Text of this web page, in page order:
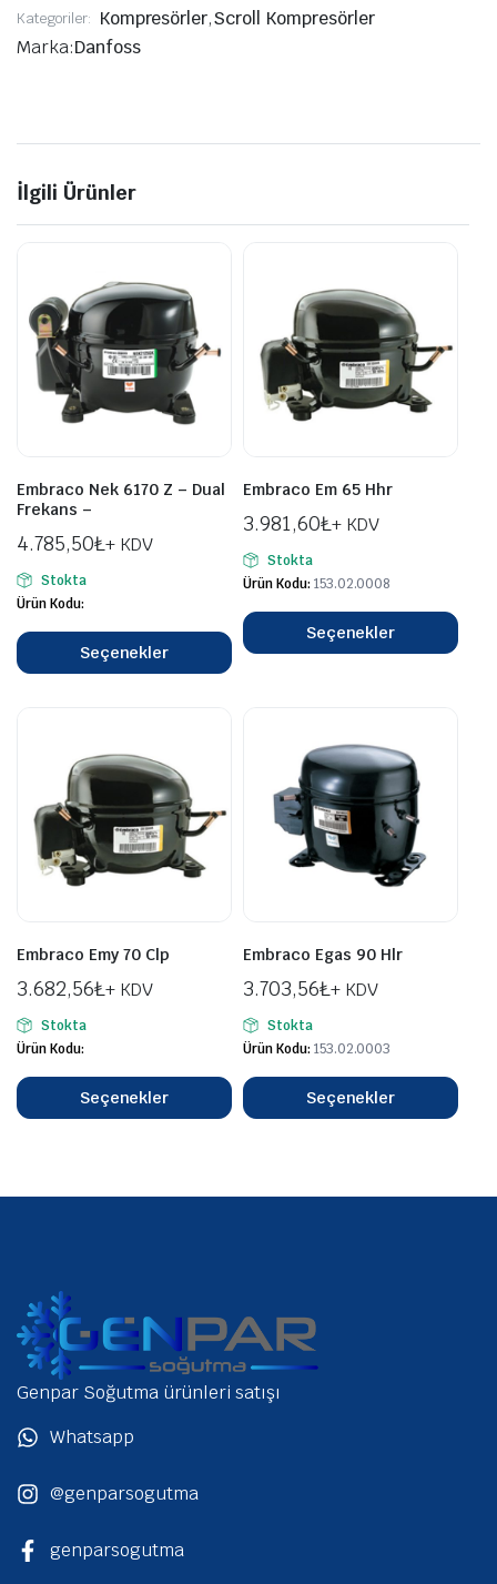
Kategoriler: Kompresörler,Scroll Kompresörler
Marka:Danfoss
İlgili Ürünler
Embraco Nek 6170 Z – Dual
Frekans –
4.785,50₺+ KDV
Stokta
Ürün Kodu:
Seçenekler
Embraco Em 65 Hhr
3.981,60₺+ KDV
Stokta
Ürün Kodu: 153.02.0008
Seçenekler
Embraco Emy 70 Clp
3.682,56₺+ KDV
Stokta
Ürün Kodu:
Seçenekler
Embraco Egas 90 Hlr
3.703,56₺+ KDV
Stokta
Ürün Kodu: 153.02.0003
Seçenekler
Genpar Soğutma ürünleri satışı
Whatsapp
@genparsogutma
genparsogutma